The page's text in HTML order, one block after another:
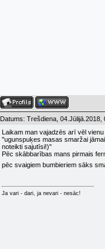
Datums: Trešdiena,
Laikam man vajadzēs arī vēl
''ugunspuķes masas smaržai
noteikti sajutīsi!)''
Pēc skābbarības mans pirmais
pēc svaigiem bumbieriem sāks
Ja vari - dari, ja nevari - nesāc!